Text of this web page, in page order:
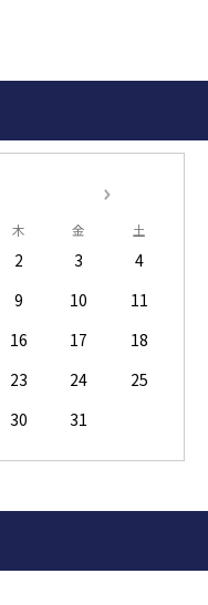
木 金 土
2 3
4
9 10
11
16 17
18
23 24
25
30 31